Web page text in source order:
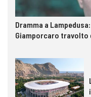
Dramma a
Giamporcaro travolto